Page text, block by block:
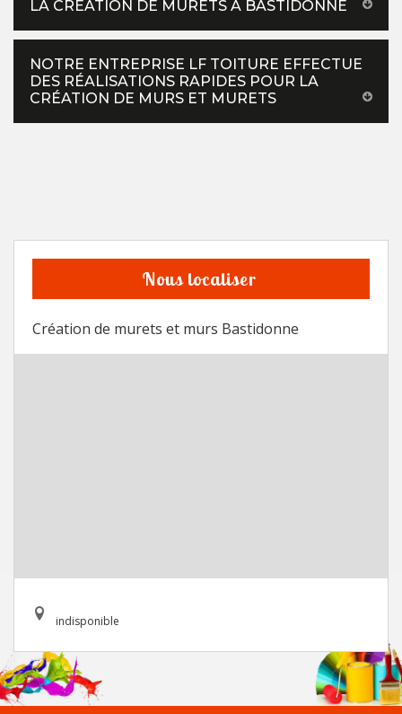
LA CRÉATION DE MURETS À BASTIDONNE
NOTRE ENTREPRISE LF TOITURE EFFECTUE
DES RÉALISATIONS RAPIDES POUR LA
CRÉATION DE MURS ET MURETS
Nous localiser
Création de murets et murs Bastidonne
indisponible